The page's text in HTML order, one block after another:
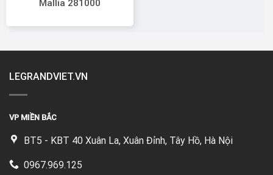
Mallia 281000
LEGRANDVIET.VN
VP MIỀN BẮC
BT5 - KBT 40 Xuân La, Xuân Đỉnh, Tây Hồ, Hà Nội
0967.969.125